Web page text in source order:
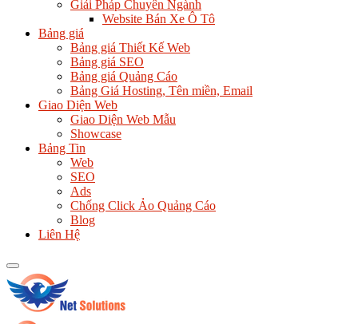
Giải Pháp Chuyên Ngành
Website Bán Xe Ô Tô
Bảng giá
Bảng giá Thiết Kế Web
Bảng giá SEO
Bảng giá Quảng Cáo
Bảng Giá Hosting, Tên miền, Email
Giao Diện Web
Giao Diện Web Mẫu
Showcase
Bảng Tin
Web
SEO
Ads
Chống Click Ảo Quảng Cáo
Blog
Liên Hệ